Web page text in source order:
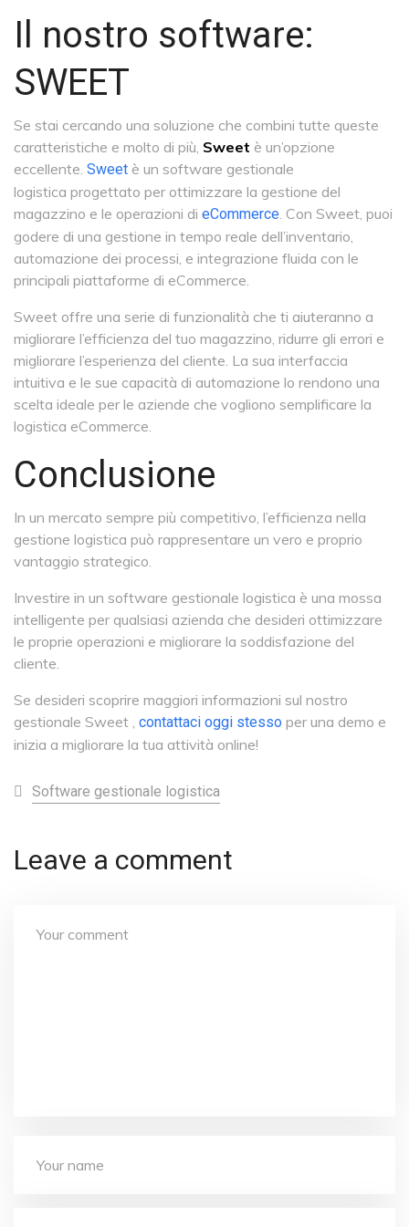
Il nostro software:
SWEET
Se stai cercando una soluzione che combini tutte queste
caratteristiche e molto di più, Sweet è un’opzione
eccellente. Sweet è un software gestionale
logistica progettato per ottimizzare la gestione del
magazzino e le operazioni di eCommerce. Con Sweet, puoi
godere di una gestione in tempo reale dell’inventario,
automazione dei processi, e integrazione fluida con le
principali piattaforme di eCommerce.
Sweet offre una serie di funzionalità che ti aiuteranno a
migliorare l’efficienza del tuo magazzino, ridurre gli errori e
migliorare l’esperienza del cliente. La sua interfaccia
intuitiva e le sue capacità di automazione lo rendono una
scelta ideale per le aziende che vogliono semplificare la
logistica eCommerce.
Conclusione
In un mercato sempre più competitivo, l’efficienza nella
gestione logistica può rappresentare un vero e proprio
vantaggio strategico.
Investire in un software gestionale logistica è una mossa
intelligente per qualsiasi azienda che desideri ottimizzare
le proprie operazioni e migliorare la soddisfazione del
cliente.
Se desideri scoprire maggiori informazioni sul nostro
gestionale Sweet , contattaci oggi stesso per una demo e
inizia a migliorare la tua attività online!
Software gestionale logistica
Leave a comment